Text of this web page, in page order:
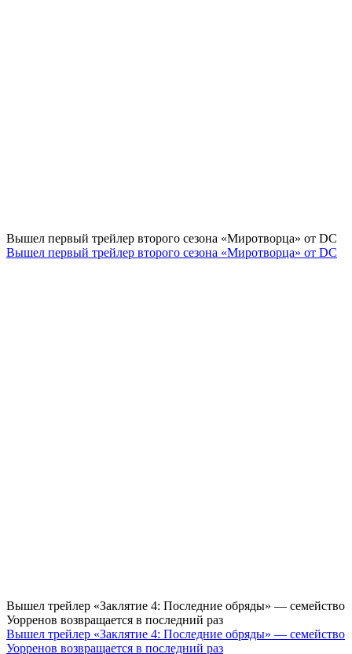
Вышел первый трейлер второго сезона «Миротворца» от DC
Вышел первый трейлер второго сезона «Миротворца» от DC
Вышел трейлер «Заклятие 4: Последние обряды» — семейство
Уорренов возвращается в последний раз
Вышел трейлер «Заклятие 4: Последние обряды» — семейство
Уорренов возвращается в последний раз